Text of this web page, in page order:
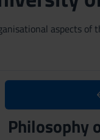
aspects
Philosophy